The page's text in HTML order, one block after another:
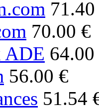
70.00 €
ADE 64.00
56.00 €
51.54